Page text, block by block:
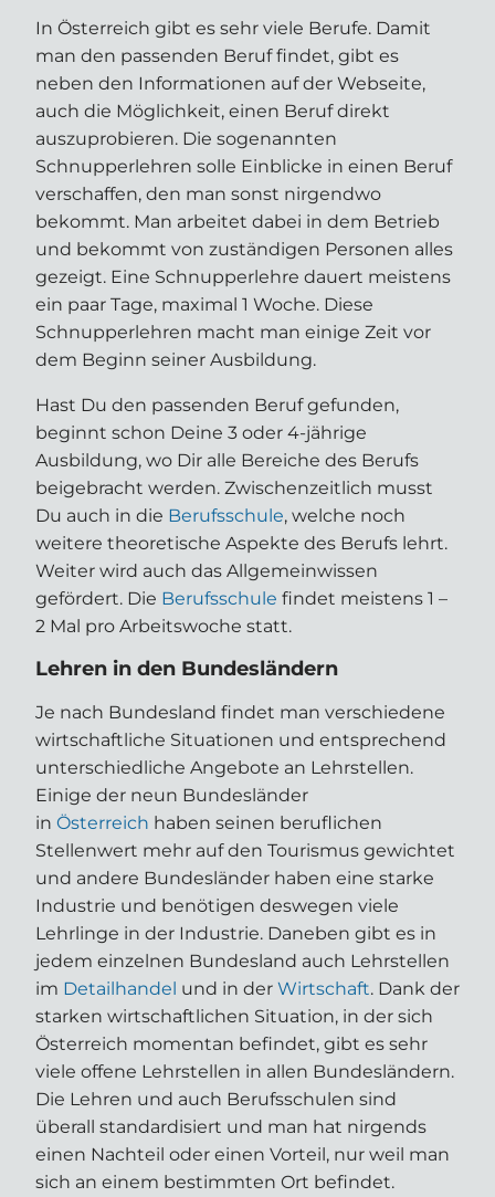
In Österreich gibt es sehr viele Berufe. Damit
man den passenden Beruf findet, gibt es
neben den Informationen auf der Webseite,
auch die Möglichkeit, einen Beruf direkt
auszuprobieren. Die sogenannten
Schnupperlehren solle Einblicke in einen Beruf
verschaffen, den man sonst nirgendwo
bekommt. Man arbeitet dabei in dem Betrieb
und bekommt von zuständigen Personen alles
gezeigt. Eine Schnupperlehre dauert meistens
ein paar Tage, maximal 1 Woche. Diese
Schnupperlehren macht man einige Zeit vor
dem Beginn seiner Ausbildung.
Hast Du den passenden Beruf gefunden,
beginnt schon Deine 3 oder 4-jährige
Ausbildung, wo Dir alle Bereiche des Berufs
beigebracht werden. Zwischenzeitlich musst
Du auch in die Berufsschule, welche noch
weitere theoretische Aspekte des Berufs lehrt.
Weiter wird auch das Allgemeinwissen
gefördert. Die Berufsschule findet meistens 1 –
2 Mal pro Arbeitswoche statt.
Lehren in den Bundesländern
Je nach Bundesland findet man verschiedene
wirtschaftliche Situationen und entsprechend
unterschiedliche Angebote an Lehrstellen.
Einige der neun Bundesländer
in Österreich haben seinen beruflichen
Stellenwert mehr auf den Tourismus gewichtet
und andere Bundesländer haben eine starke
Industrie und benötigen deswegen viele
Lehrlinge in der Industrie. Daneben gibt es in
jedem einzelnen Bundesland auch Lehrstellen
im Detailhandel und in der Wirtschaft. Dank der
starken wirtschaftlichen Situation, in der sich
Österreich momentan befindet, gibt es sehr
viele offene Lehrstellen in allen Bundesländern.
Die Lehren und auch Berufsschulen sind
überall standardisiert und man hat nirgends
einen Nachteil oder einen Vorteil, nur weil man
sich an einem bestimmten Ort befindet.